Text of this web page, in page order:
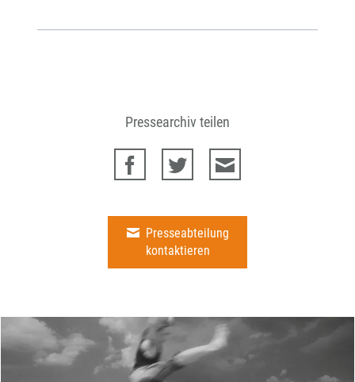
Pressearchiv teilen
Presseabteilung
kontaktieren